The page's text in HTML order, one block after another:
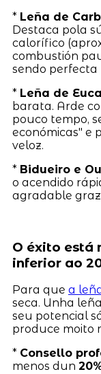
* Leña de
Destaca pola
calorífico
combustión
sendo perfecta
* Leña de
barata. Arde
pouco tempo,
económicas" e
veloz.
* Bidueiro e
o acendido
agradable
O éxito está
inferior ao
Para que a
seca. Unha
seu potencial
produce moito
* Consello
menos dun